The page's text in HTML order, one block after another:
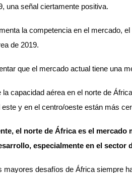
una señal ciertamente positiva.
la competencia en el mercado,
de 2019.
que el mercado actual tiene una
la capacidad aérea en el norte de
y en el centro/oeste están más
el norte de África es el
especialmente en el sector
mayores desafíos de África siempre